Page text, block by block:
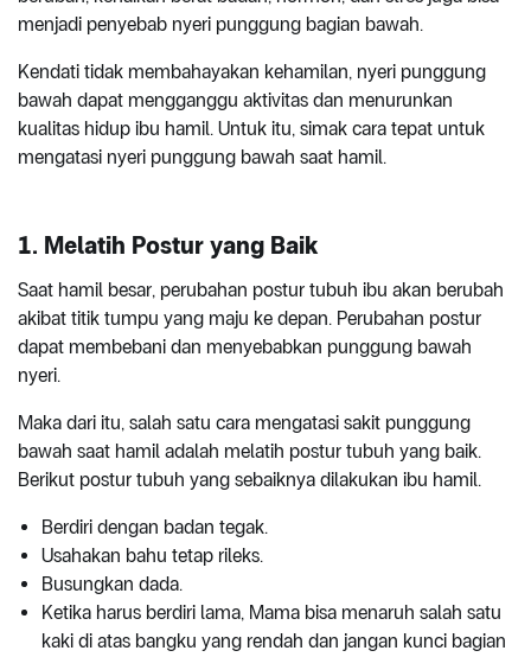
menjadi penyebab nyeri punggung bagian bawah.
Kendati tidak membahayakan kehamilan, nyeri punggung
bawah dapat mengganggu aktivitas dan menurunkan
kualitas hidup ibu hamil. Untuk itu, simak cara tepat untuk
mengatasi nyeri punggung bawah saat hamil.
1. Melatih Postur yang Baik
Saat hamil besar, perubahan postur tubuh ibu akan berubah
akibat titik tumpu yang maju ke depan. Perubahan postur
dapat membebani dan menyebabkan punggung bawah
nyeri.
Maka dari itu, salah satu cara mengatasi sakit punggung
bawah saat hamil adalah melatih postur tubuh yang baik.
Berikut postur tubuh yang sebaiknya dilakukan ibu hamil.
Berdiri dengan badan tegak.
Usahakan bahu tetap rileks.
Busungkan dada.
Ketika harus berdiri lama, Mama bisa menaruh salah satu
kaki di atas bangku yang rendah dan jangan kunci bagian